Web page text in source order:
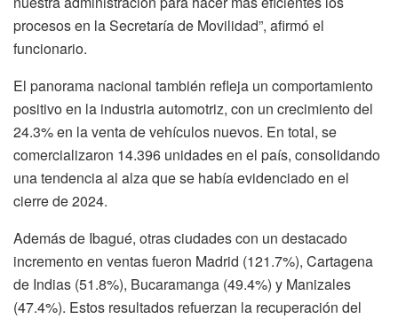
procesos en la Secretaría de Movilidad”, afirmó el
funcionario.
El panorama nacional también refleja un comportamiento
positivo en la industria automotriz, con un crecimiento del
24.3% en la venta de vehículos nuevos. En total, se
comercializaron 14.396 unidades en el país, consolidando
una tendencia al alza que se había evidenciado en el
cierre de 2024.
Además de Ibagué, otras ciudades con un destacado
incremento en ventas fueron Madrid (121.7%), Cartagena
de Indias (51.8%), Bucaramanga (49.4%) y Manizales
(47.4%). Estos resultados refuerzan la recuperación del